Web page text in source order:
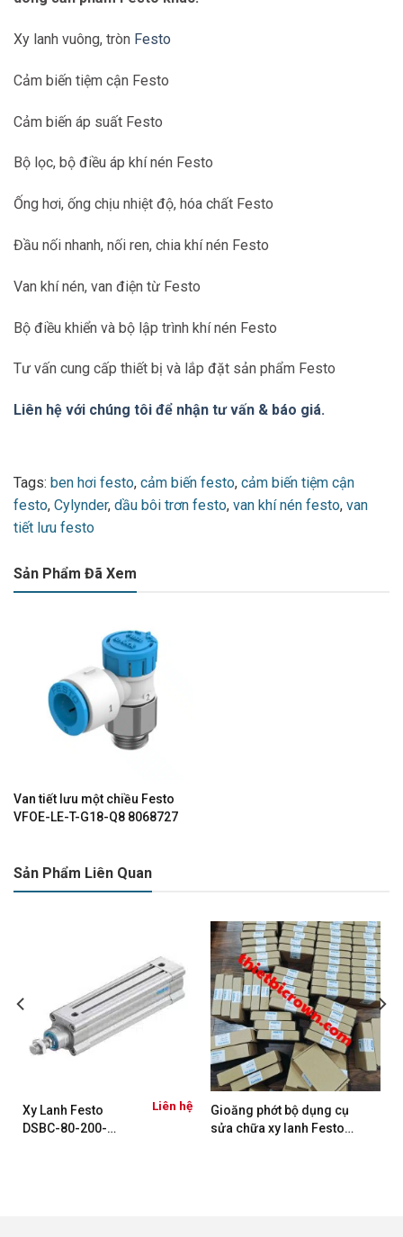
Xy lanh vuông, tròn Festo
Cảm biến tiệm cận Festo
Cảm biến áp suất Festo
Bộ lọc, bộ điều áp khí nén Festo
Ống hơi, ống chịu nhiệt độ, hóa chất Festo
Đầu nối nhanh, nối ren, chia khí nén Festo
Van khí nén, van điện từ Festo
Bộ điều khiển và bộ lập trình khí nén Festo
Tư vấn cung cấp thiết bị và lắp đặt sản phẩm Festo
Liên hệ với chúng tôi để nhận tư vấn & báo giá.
Tags: ben hơi festo, cảm biến festo, cảm biến tiệm cận
festo, Cylynder, dầu bôi trơn festo, van khí nén festo, van
tiết lưu festo
Sản Phẩm Đã Xem
Van tiết lưu một chiều Festo
VFOE-LE-T-G18-Q8 8068727
Sản Phẩm Liên Quan
Xy Lanh Festo
DSBC-80-200-
Liên hệ
Gioăng phớt bộ dụng cụ
sửa chữa xy lanh Festo